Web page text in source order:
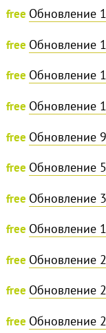
free Обновление
free Обновление
free Обновление
free Обновление
free Обновление
free Обновление
free Обновление
free Обновление
free Обновление
free Обновление
free Обновление